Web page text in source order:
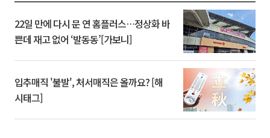
22일 만에 다시 문 연 홈플러스…정상화 바
쁜데 재고 없어 ‘발동동’[가보니]
입추매직 '불발', 처서매직은 올까요? [해
시태그]